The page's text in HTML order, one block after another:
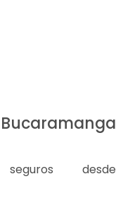
seguros desde